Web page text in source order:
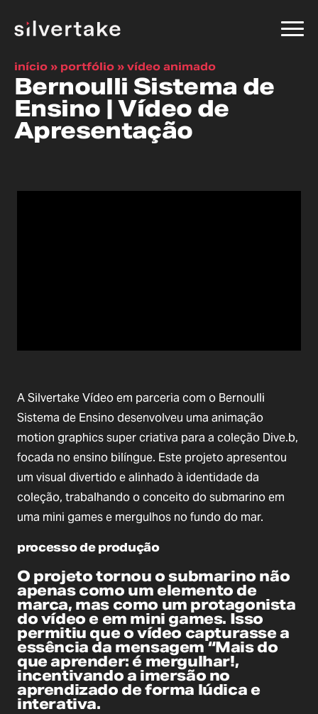
início » portfólio » vídeo animado
Bernoulli Sistema de
Ensino | Vídeo de
Apresentação
A Silvertake Vídeo em parceria com o Bernoulli
Sistema de Ensino desenvolveu uma animação
motion graphics super criativa para a coleção Dive.b,
focada no ensino bilíngue. Este projeto apresentou
um visual divertido e alinhado à identidade da
coleção, trabalhando o conceito do submarino em
uma mini games e mergulhos no fundo do mar.
processo de produção
O projeto tornou o submarino não
apenas como um elemento de
marca, mas como um protagonista
do vídeo e em mini games. Isso
permitiu que o vídeo capturasse a
essência da mensagem “Mais do
que aprender: é mergulhar!,
incentivando a imersão no
aprendizado de forma lúdica e
interativa.